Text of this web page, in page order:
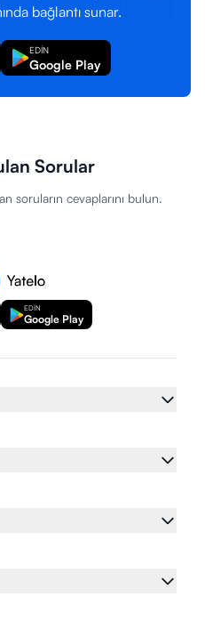
bağlantı sunar.
EDİN
Google Play
Sorular
soruların cevaplarını bulun.
EDİN
Google Play